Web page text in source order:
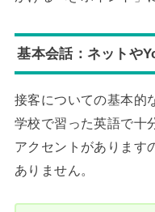
基本会話：ネットや
接客についての基本的
学校で習った英語で十
アクセントがあります
ありません。